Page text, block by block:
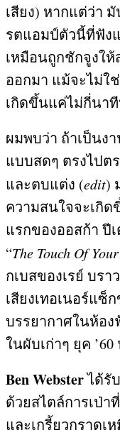
เสียง) หากแต่ว่า
รตแอมป์ตัวนี้ที่ฟัง
เหมือนถูกชักจูงใ
ออกมา แม้จะไม่ใ
เกิดขึ้นแค่ไม่กี่นา
ผมพบว่า ถ้าเป็นง
แบบสดๆ ตรงไปต
และตบแต่ง (edit)
ความสนใจจะเกิด
แรกของออสก้า ปี
“The Touch Of
กเบสของเรย์ บร
เสียงเทอเนอร์แซ็
บรรยากาศในห้อง
ในผับเก่าๆ ยุค ’60
Ben Websterได้รั
ด้วยสไตล์การเป่
และเกรี้ยวกราด